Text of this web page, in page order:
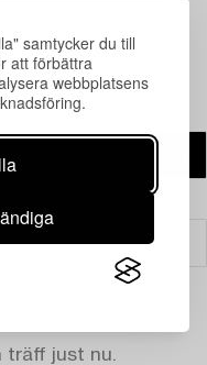
samtycker du till
att förbättra
webbplatsens
träff just nu.